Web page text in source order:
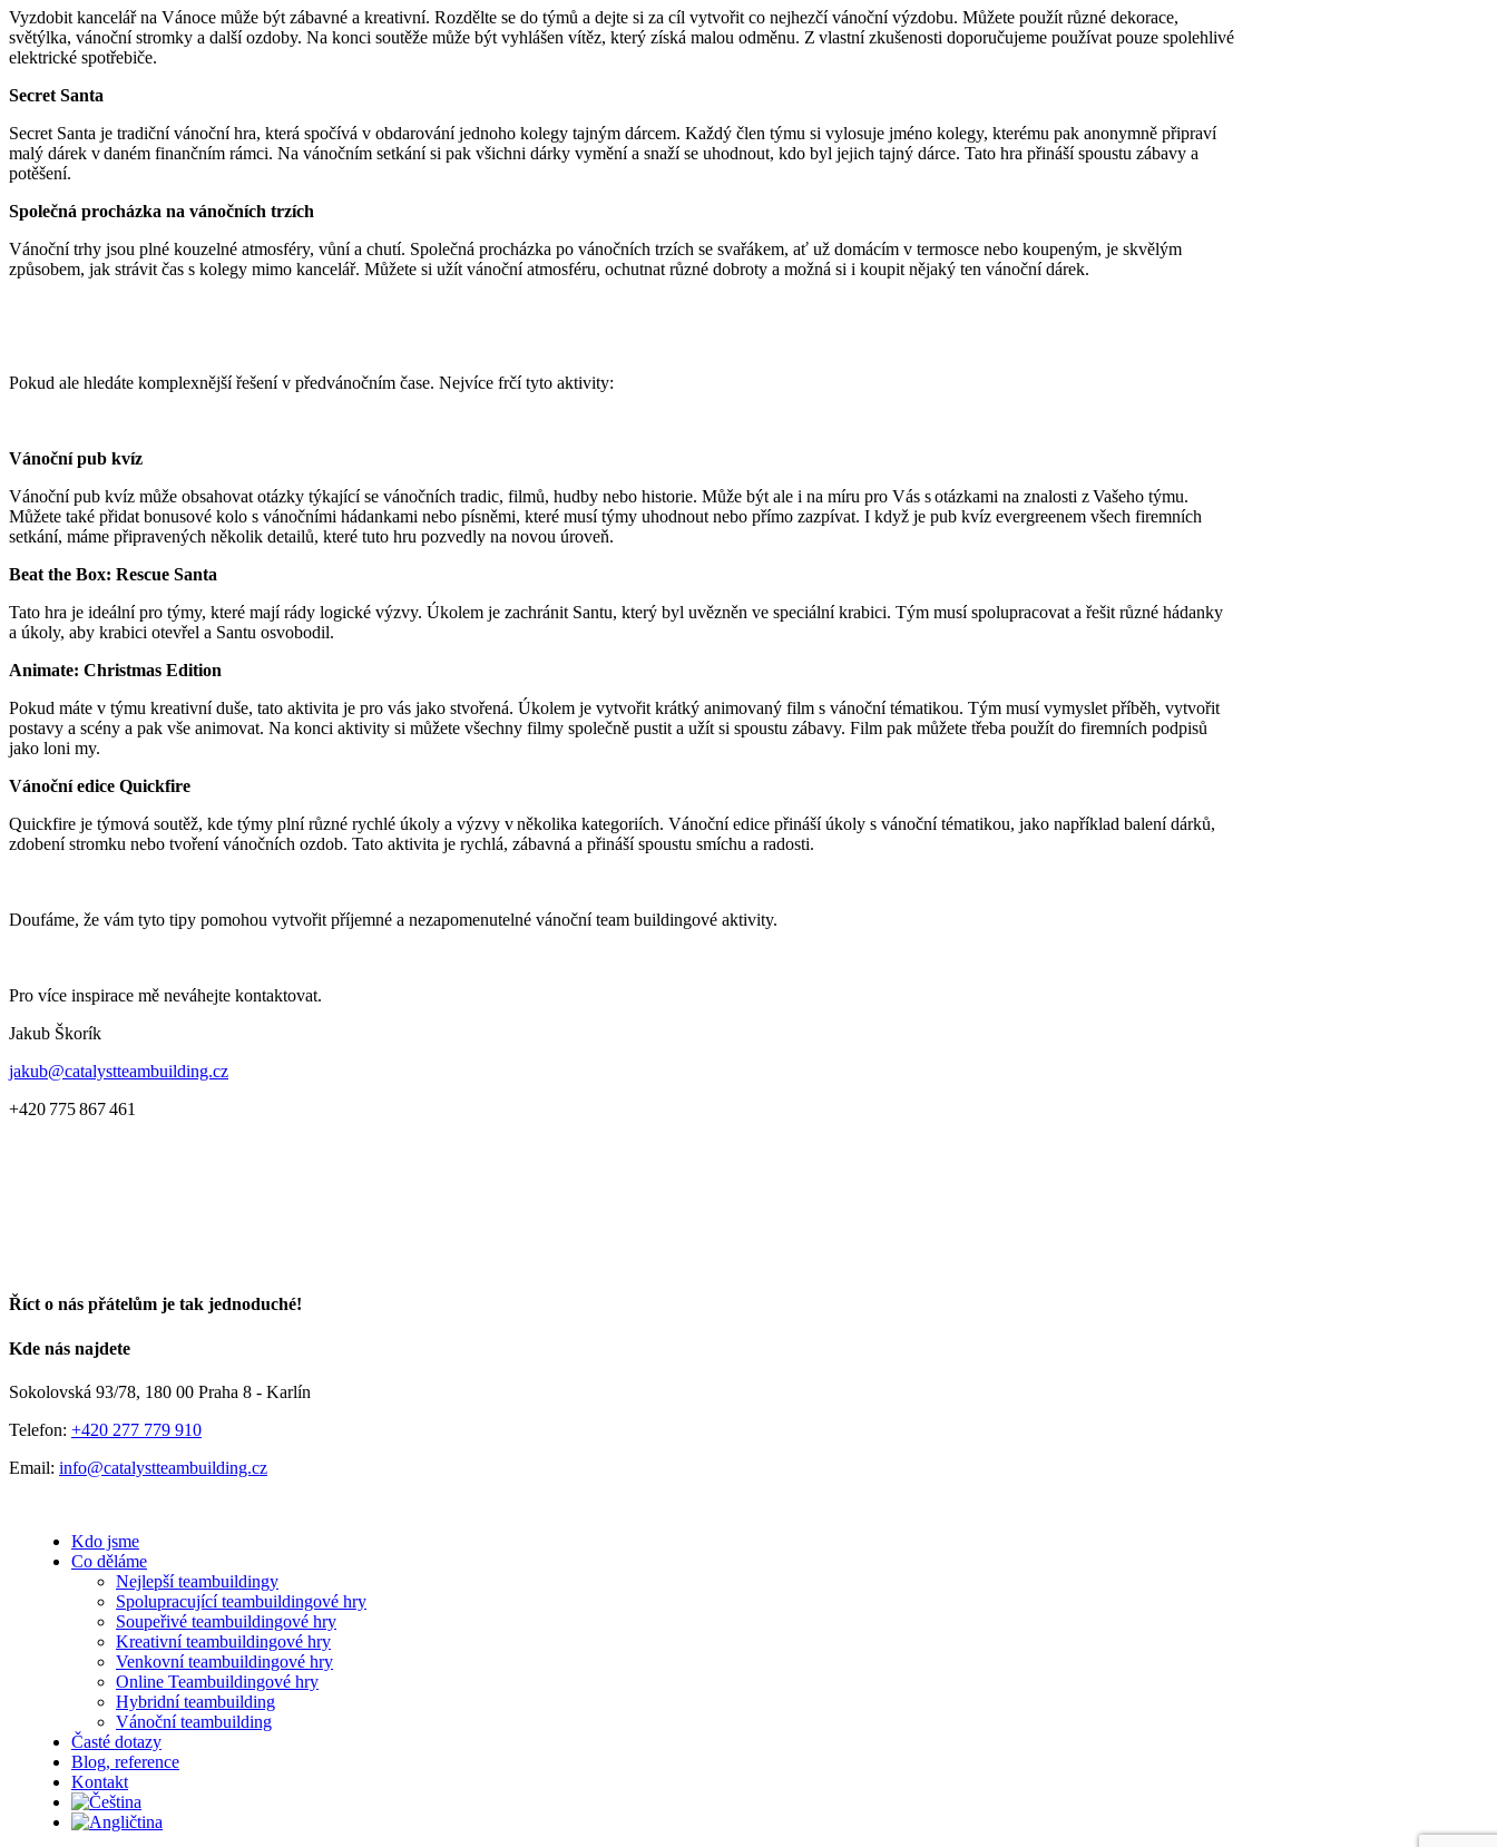
Vyzdobit kancelář na Vánoce může být zábavné a kreativní. Rozdělte se do týmů a dejte si za cíl vytvořit co nejhezčí vánoční výzdobu. Můžete použít různé dekorace,
světýlka, vánoční stromky a další ozdoby. Na konci soutěže může být vyhlášen vítěz, který získá malou odměnu. Z vlastní zkušenosti doporučujeme používat pouze spolehlivé
elektrické spotřebiče.
Secret Santa
Secret Santa je tradiční vánoční hra, která spočívá v obdarování jednoho kolegy tajným dárcem. Každý člen týmu si vylosuje jméno kolegy, kterému pak anonymně připraví
malý dárek v daném finančním rámci. Na vánočním setkání si pak všichni dárky vymění a snaží se uhodnout, kdo byl jejich tajný dárce. Tato hra přináší spoustu zábavy a
potěšení.
Společná procházka na vánočních trzích
Vánoční trhy jsou plné kouzelné atmosféry, vůní a chutí. Společná procházka po vánočních trzích se svařákem, ať už domácím v termosce nebo koupeným, je skvělým
způsobem, jak strávit čas s kolegy mimo kancelář. Můžete si užít vánoční atmosféru, ochutnat různé dobroty a možná si i koupit nějaký ten vánoční dárek.
Pokud ale hledáte komplexnější řešení v předvánočním čase. Nejvíce frčí tyto aktivity:
Vánoční pub kvíz
Vánoční pub kvíz může obsahovat otázky týkající se vánočních tradic, filmů, hudby nebo historie. Může být ale i na míru pro Vás s otázkami na znalosti z Vašeho týmu.
Můžete také přidat bonusové kolo s vánočními hádankami nebo písněmi, které musí týmy uhodnout nebo přímo zazpívat. I když je pub kvíz evergreenem všech firemních
setkání, máme připravených několik detailů, které tuto hru pozvedly na novou úroveň.
Beat the Box: Rescue Santa
Tato hra je ideální pro týmy, které mají rády logické výzvy. Úkolem je zachránit Santu, který byl uvězněn ve speciální krabici. Tým musí spolupracovat a řešit různé hádanky
a úkoly, aby krabici otevřel a Santu osvobodil.
Animate: Christmas Edition
Pokud máte v týmu kreativní duše, tato aktivita je pro vás jako stvořená. Úkolem je vytvořit krátký animovaný film s vánoční tématikou. Tým musí vymyslet příběh, vytvořit
postavy a scény a pak vše animovat. Na konci aktivity si můžete všechny filmy společně pustit a užít si spoustu zábavy. Film pak můžete třeba použít do firemních podpisů
jako loni my.
Vánoční edice Quickfire
Quickfire je týmová soutěž, kde týmy plní různé rychlé úkoly a výzvy v několika kategoriích. Vánoční edice přináší úkoly s vánoční tématikou, jako například balení dárků,
zdobení stromku nebo tvoření vánočních ozdob. Tato aktivita je rychlá, zábavná a přináší spoustu smíchu a radosti.
Doufáme, že vám tyto tipy pomohou vytvořit příjemné a nezapomenutelné vánoční team buildingové aktivity.
Pro více inspirace mě neváhejte kontaktovat.
Jakub Škorík
jakub@catalystteambuilding.cz
+420 775 867 461
Říct o nás přátelům je tak jednoduché!
Facebook
E-
Kde nás najdete
Sokolovská 93/78, 180 00 Praha 8 - Karlín
Telefon: +420 277 779 910
Email: info@catalystteambuilding.cz
Kdo jsme
Co děláme
Nejlepší teambuildingy
Spolupracující teambuildingové hry
Soupeřivé teambuildingové hry
Kreativní teambuildingové hry
Venkovní teambuildingové hry
Online Teambuildingové hry
Hybridní teambuilding
Vánoční teambuilding
Časté dotazy
Blog, reference
Kontakt